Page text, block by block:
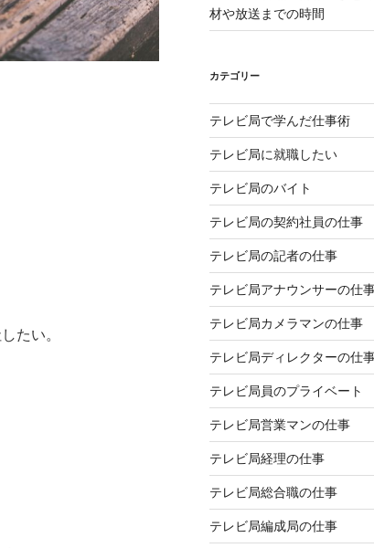
たい。
材や放送までの時間
カテゴリー
テレビ局で学んだ仕事術
テレビ局に就職したい
テレビ局のバイト
テレビ局の契約社員の仕事
テレビ局の記者の仕事
テレビ局アナウンサーの仕
テレビ局カメラマンの仕事
テレビ局ディレクターの仕
テレビ局員のプライベート
テレビ局営業マンの仕事
テレビ局経理の仕事
テレビ局総合職の仕事
テレビ局編成局の仕事